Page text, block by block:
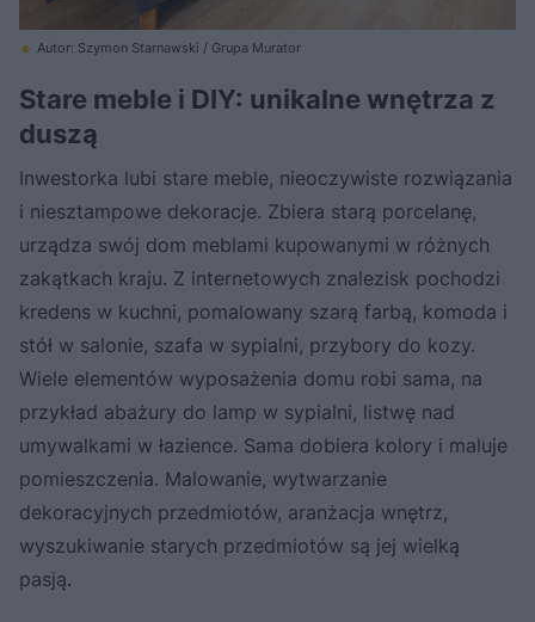
Autor: Szymon Starnawski / Grupa Murator
Stare meble i DIY: unikalne wnętrza z
duszą
Inwestorka lubi stare meble, nieoczywiste rozwiązania
i niesztampowe dekoracje. Zbiera starą porcelanę,
urządza swój dom meblami kupowanymi w różnych
zakątkach kraju. Z internetowych znalezisk pochodzi
kredens w kuchni, pomalowany szarą farbą, komoda i
stół w salonie, szafa w sypialni, przybory do kozy.
Wiele elementów wyposażenia domu robi sama, na
przykład abażury do lamp w sypialni, listwę nad
umywalkami w łazience. Sama dobiera kolory i maluje
pomieszczenia. Malowanie, wytwarzanie
dekoracyjnych przedmiotów, aranżacja wnętrz,
wyszukiwanie starych przedmiotów są jej wielką
pasją.